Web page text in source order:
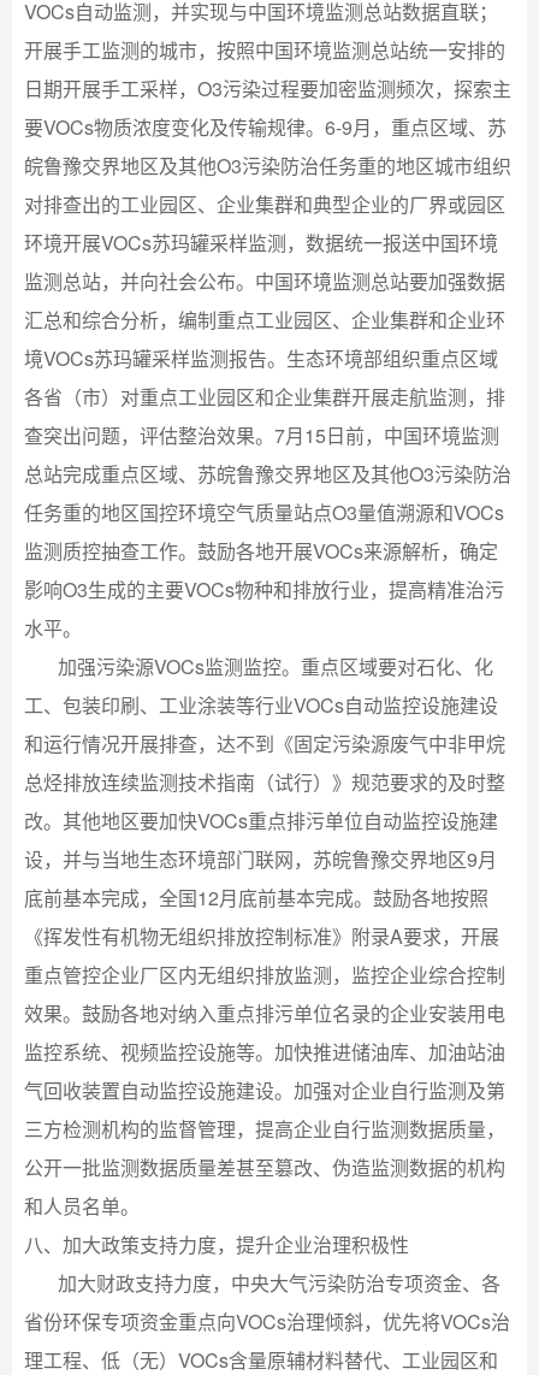
VOCs自动监测，并实现与中国环境监测总站数据直联；
开展手工监测的城市，按照中国环境监测总站统一安排的
日期开展手工采样，O3污染过程要加密监测频次，探索主
要VOCs物质浓度变化及传输规律。6-9月，重点区域、苏
皖鲁豫交界地区及其他O3污染防治任务重的地区城市组织
对排查出的工业园区、企业集群和典型企业的厂界或园区
环境开展VOCs苏玛罐采样监测，数据统一报送中国环境
监测总站，并向社会公布。中国环境监测总站要加强数据
汇总和综合分析，编制重点工业园区、企业集群和企业环
境VOCs苏玛罐采样监测报告。生态环境部组织重点区域
各省（市）对重点工业园区和企业集群开展走航监测，排
查突出问题，评估整治效果。7月15日前，中国环境监测
总站完成重点区域、苏皖鲁豫交界地区及其他O3污染防治
任务重的地区国控环境空气质量站点O3量值溯源和VOCs
监测质控抽查工作。鼓励各地开展VOCs来源解析，确定
影响O3生成的主要VOCs物种和排放行业，提高精准治污
水平。
加强污染源VOCs监测监控。重点区域要对石化、化
工、包装印刷、工业涂装等行业VOCs自动监控设施建设
和运行情况开展排查，达不到《固定污染源废气中非甲烷
总烃排放连续监测技术指南（试行）》规范要求的及时整
改。其他地区要加快VOCs重点排污单位自动监控设施建
设，并与当地生态环境部门联网，苏皖鲁豫交界地区9月
底前基本完成，全国12月底前基本完成。鼓励各地按照
《挥发性有机物无组织排放控制标准》附录A要求，开展
重点管控企业厂区内无组织排放监测，监控企业综合控制
效果。鼓励各地对纳入重点排污单位名录的企业安装用电
监控系统、视频监控设施等。加快推进储油库、加油站油
气回收装置自动监控设施建设。加强对企业自行监测及第
三方检测机构的监督管理，提高企业自行监测数据质量，
公开一批监测数据质量差甚至篡改、伪造监测数据的机构
和人员名单。
八、加大政策支持力度，提升企业治理积极性
加大财政支持力度，中央大气污染防治专项资金、各
省份环保专项资金重点向VOCs治理倾斜，优先将VOCs治
理工程、低（无）VOCs含量原辅材料替代、工业园区和